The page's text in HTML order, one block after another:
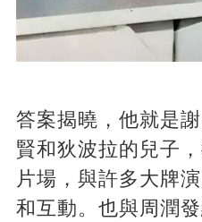
答案揭曉，他就是
賢和狄波拉的兒子
片場，與許多大牌
和互動。也與周潤